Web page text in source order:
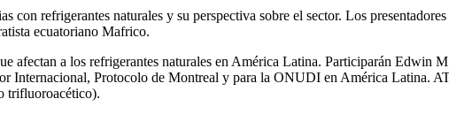
con refrigerantes naturales y su perspectiva sobre el sector. Los
ecuatoriano Mafrico.
afectan a los refrigerantes naturales en América Latina. Participarán Edwin
Protocolo de Montreal y para la ONUDI en América Latina.
trifluoroacético).